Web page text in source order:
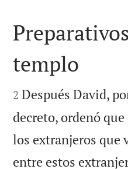

templo

2 Después David,
decreto, ordenó
los extranjeros que
entre estos